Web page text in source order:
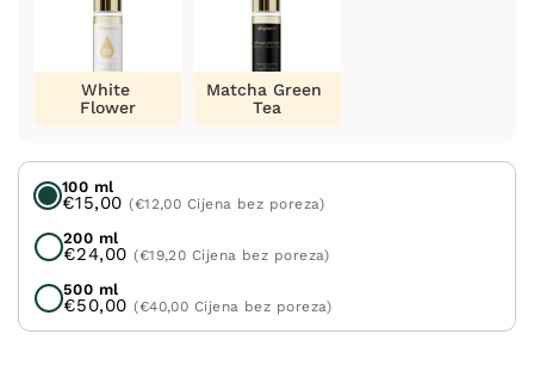
White
Flower
Matcha Green
Tea
100 ml
€15,00(€12,00 Cijena bez poreza)
200 ml
€24,00(€19,20 Cijena bez poreza)
500 ml
€50,00(€40,00 Cijena bez poreza)